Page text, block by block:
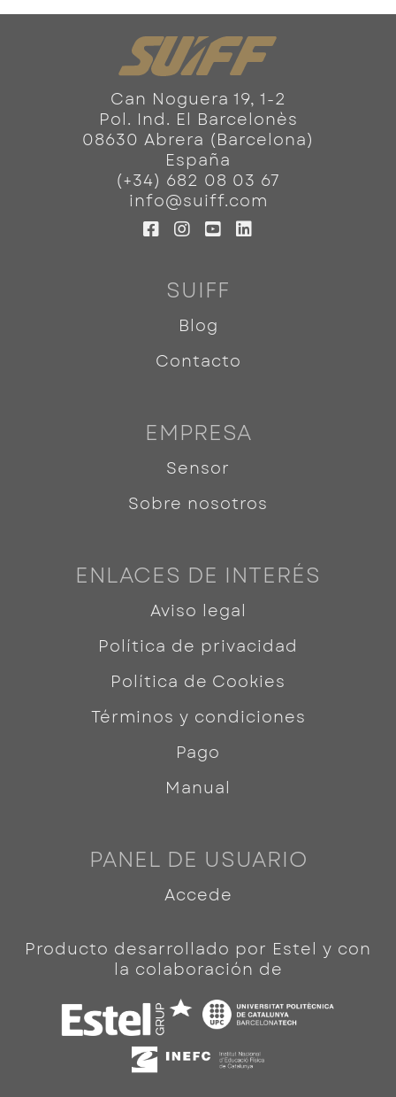
Can Noguera 19, 1-2
Pol. Ind. El Barcelonès
08630 Abrera (Barcelona)
España
(+34) 682 08 03 67
info@suiff.com
SUIFF
Blog
Contacto
EMPRESA
Sensor
Sobre nosotros
ENLACES DE INTERÉS
Aviso legal
Política de privacidad
Política de Cookies
Términos y condiciones
Pago
Manual
PANEL DE USUARIO
Accede
Producto desarrollado por Estel y con
la colaboración de